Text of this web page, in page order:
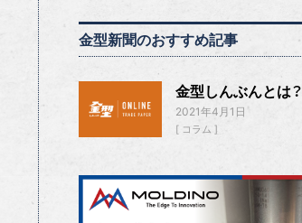
金型新聞のおすすめ記事
金型しんぶんとは？
2021年4月1日
コラム